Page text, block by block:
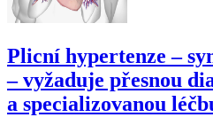
Plicní hypertenze –⁠
–⁠ vyžaduje přesnou
a specializovanou